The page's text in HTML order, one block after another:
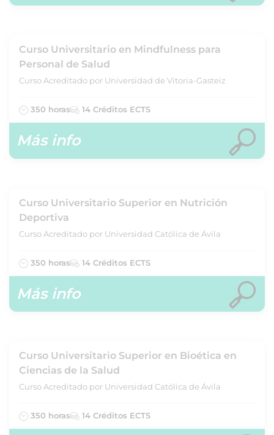
Curso Universitario en Mindfulness para
Personal de Salud
Curso Acreditado por Universidad de Vitoria-Gasteiz
350 horas 14 Créditos ECTS
Más info
Curso Universitario Superior en Nutrición
Deportiva
Curso Acreditado por Universidad Católica de Ávila
350 horas 14 Créditos ECTS
Más info
Curso Universitario Superior en Bioética en
Ciencias de la Salud
Curso Acreditado por Universidad Católica de Ávila
350 horas 14 Créditos ECTS